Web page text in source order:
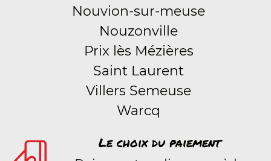
Nouvion-sur-meuse
Nouzonville
Prix lès Mézières
Saint Laurent
Villers Semeuse
Warcq
Le choix du paiement